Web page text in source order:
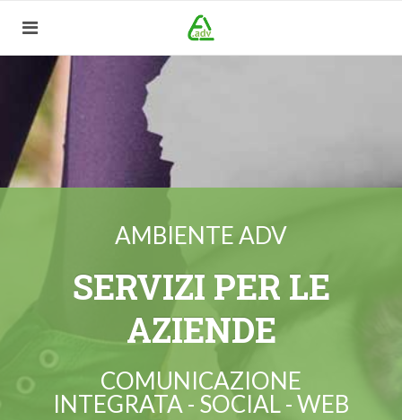
AMBIENTE ADV
SERVIZI PER LE
AZIENDE
COMUNICAZIONE
INTEGRATA - SOCIAL - WEB